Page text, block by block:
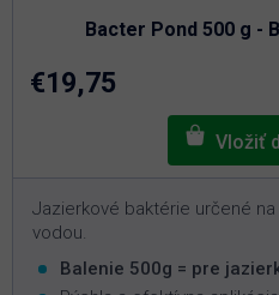
Bacter Pond 500 g -
je
5,0
€19,75
Jazierkové baktérie určené
vodou.
Balenie 500g = pre